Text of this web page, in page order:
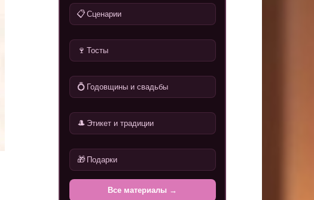
📋 Сценарии
🍷 Тосты
💍 Годовщины и свадьбы
🎩 Этикет и традиции
🎁 Подарки
Все материалы →